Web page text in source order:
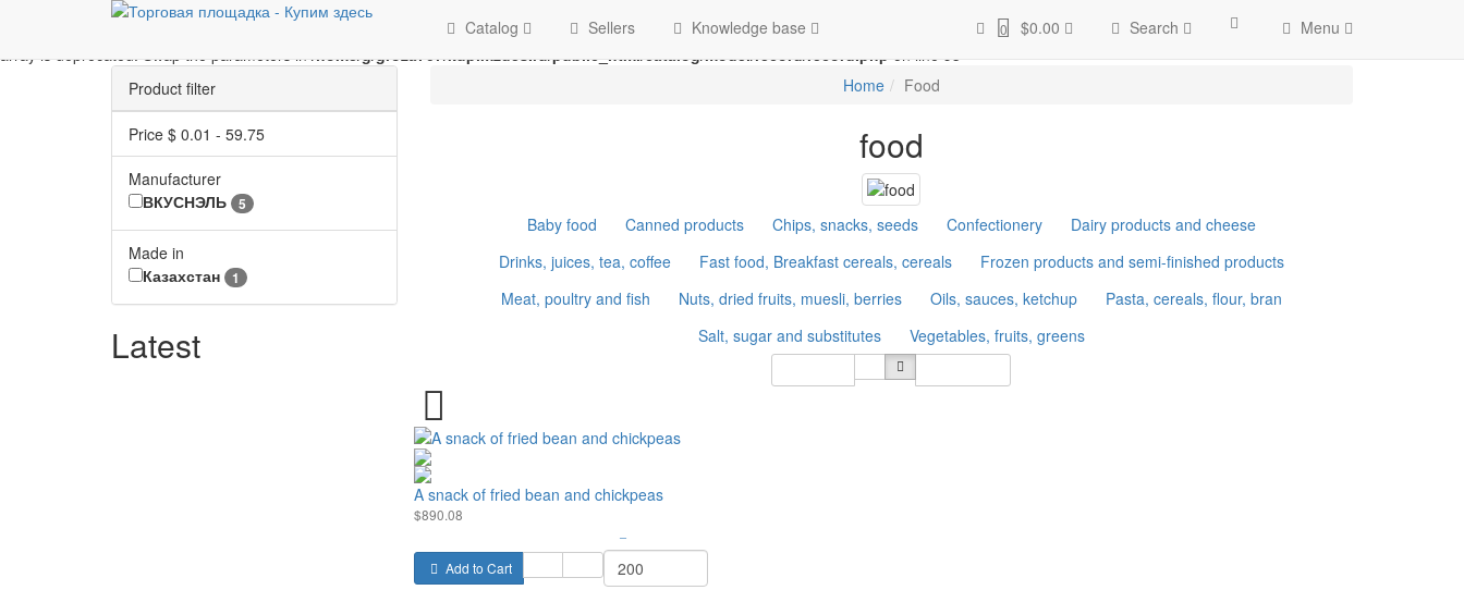
: implode(): Passing glue string after array is deprecated. Swap the parameters in
Parameter must be an array or an object that implements Countable in/home/g/groza707/kupimzdes.ru/public_html/catalog/model/record/record.phpon line 94Unknown
: implode(): Passing glue string after
array is deprecated. Swap the parameters in/home/g/groza707/kupimzdes.ru/public_html/catalog/model/record/record.phpon line95
Catalog Sellers Knowledge base 0 $0.00 Search Menu
Product filter
Price $ 0.01 - 59.75
Manufacturer
ВКУСНЭЛЬ
5
Made in
Казахстан
1
Latest
Home Food
food
Baby food Canned products Chips, snacks, seeds Confectionery
Dairy products and cheese
Drinks, juices, tea, coffee
Fast food, Breakfast cereals, cereals
Frozen products and semi-finished products
Meat, poultry and fish
Nuts, dried fruits, muesli, berries Oils, sauces, ketchup
Pasta, cereals, flour, bran
Salt, sugar and substitutes
Vegetables, fruits, greens
A snack of fried bean and chickpeas
$890.08
Add to Cart
–